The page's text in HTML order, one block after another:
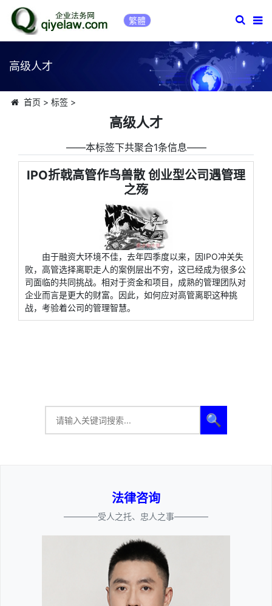
繁體
高级人才
首页 > 标签>
高级人才
――本标签下共聚合1条信息――
IPO折戟高管作鸟兽散 创业型公司遇管理
之殇
由于融资大环境不佳，去年四季度以来，因IPO冲关失
败，高管选择离职走人的案例层出不穷，这已经成为很多公
司面临的共同挑战。相对于资金和项目，成熟的管理团队对
企业而言是更大的财富。因此，如何应对高管离职这种挑
战，考验着公司的管理智慧。
🔍
法律咨询
————受人之托、忠人之事————